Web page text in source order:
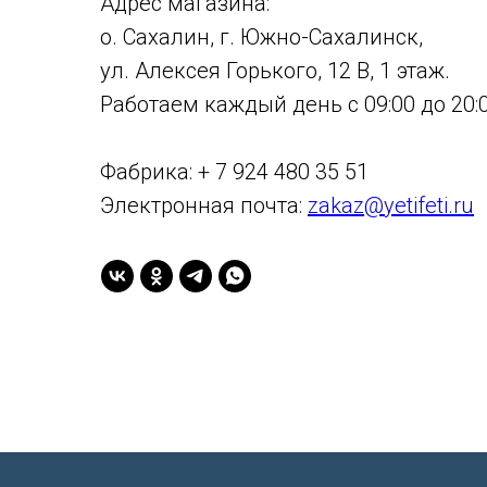
о. Сахалин, г. Южно-Сахалинск,
ул. Алексея Горького, 12 В, 1 этаж.
Работаем каждый день с 09:00 до
Фабрика: + 7 924 480 35 51
Электронная почта: zakaz@yetifeti.ru